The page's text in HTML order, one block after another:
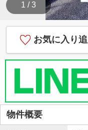
1 / 3
お気に入り
物件概要